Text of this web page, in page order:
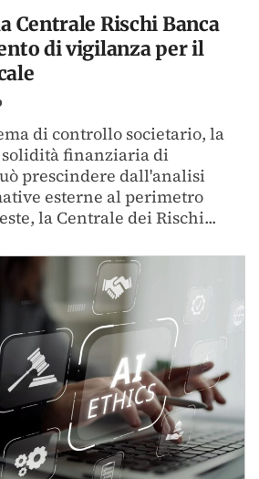
Centrale Rischi Banca
di vigilanza per il
di controllo societario, la
finanziaria di
prescindere dall'analisi
esterne al perimetro
la Centrale dei Rischi...